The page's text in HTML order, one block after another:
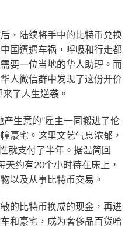
，陆续将手中的比特币兑换
国遭遇车祸，呼吸和行走都
要一位当地的华人助理。而
人微信群中发现了这份开价
了人生逆袭。
生意的”雇主一同搬进了伦
豪宅。这里文艺气息浓郁，
就支付了半年。据温简回
约有20个小时待在床上，
以及从事比特币交易。
的比特币换成的现金，再进
和豪宅，成为奢侈品百货哈